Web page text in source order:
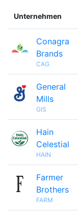
Unternehmen
Conagra
Brands
CAG
General
Mills
GIS
Hain
Celestial
HAIN
Farmer
Brothers
FARM